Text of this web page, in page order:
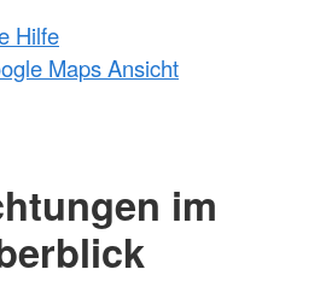
Hilfe
Maps Ansicht
im